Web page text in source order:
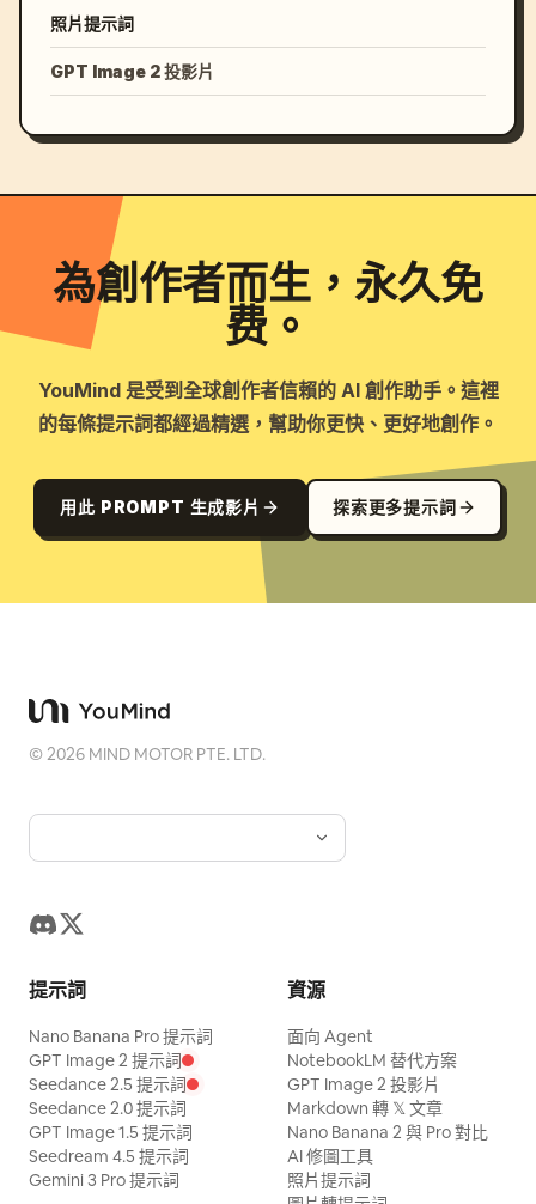
照片提示詞
GPT Image 2 投影片
為創作者而生，永久免
费。
YouMind 是受到全球創作者信賴的 AI 創作助手。這裡
的每條提示詞都經過精選，幫助你更快、更好地創作。
用此 PROMPT 生成影片 探索更多提示詞
©2026 MIND MOTOR PTE. LTD.
提示詞
Nano Banana Pro 提示詞
GPT Image 2 提示詞
Seedance 2.5 提示詞
Seedance 2.0 提示詞
GPT Image 1.5 提示詞
Seedream 4.5 提示詞
Gemini 3 Pro 提示詞
資源
面向 Agent
NotebookLM 替代方案
GPT Image 2 投影片
Markdown 轉 𝕏 文章
Nano Banana 2 與 Pro 對比
AI 修圖工具
照片提示詞